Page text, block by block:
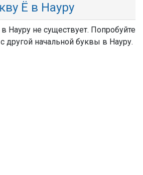
Ё в Науру
Науру не существует. Попробуйте
другой начальной буквы в Науру.